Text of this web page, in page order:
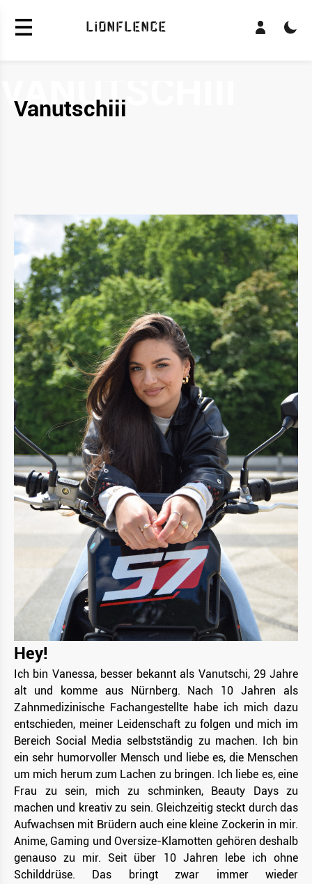
LiONFLENCE
Vanutschiii
Hey!
Ich bin Vanessa, besser bekannt als Vanutschi, 29 Jahre
alt und komme aus Nürnberg. Nach 10 Jahren als
Zahnmedizinische Fachangestellte habe ich mich dazu
entschieden, meiner Leidenschaft zu folgen und mich im
Bereich Social Media selbstständig zu machen. Ich bin
ein sehr humorvoller Mensch und liebe es, die Menschen
um mich herum zum Lachen zu bringen. Ich liebe es, eine
Frau zu sein, mich zu schminken, Beauty Days zu
machen und kreativ zu sein. Gleichzeitig steckt durch das
Aufwachsen mit Brüdern auch eine kleine Zockerin in mir.
Anime, Gaming und Oversize-Klamotten gehören deshalb
genauso zu mir. Seit über 10 Jahren lebe ich ohne
Schilddrüse. Das bringt zwar immer wieder